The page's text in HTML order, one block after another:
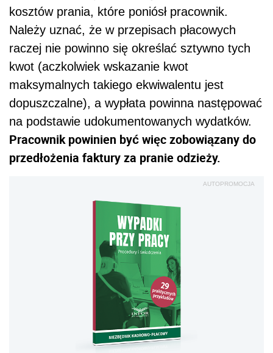
kosztów prania, które poniósł pracownik.
Należy uznać, że w przepisach płacowych
raczej nie powinno się określać sztywno tych
kwot (aczkolwiek wskazanie kwot
maksymalnych takiego ekwiwalentu jest
dopuszczalne), a wypłata powinna następować
na podstawie udokumentowanych wydatków.
Pracownik powinien być więc zobowiązany do
przedłożenia faktury za pranie odzieży.
AUTOPROMOCJA